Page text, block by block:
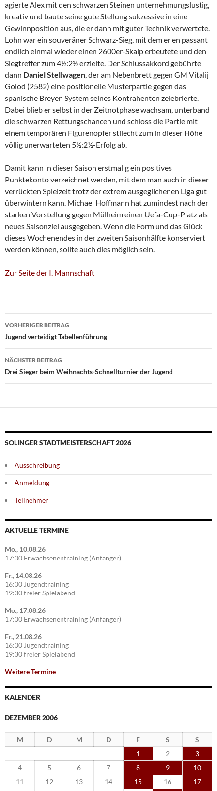
agierte Alex mit den schwarzen Steinen unternehmungslustig,
kreativ und baute seine gute Stellung sukzessive in eine
Gewinnposition aus, die er dann mit guter Technik verwertete.
Lohn war ein souveräner Schwarz-Sieg, mit dem er en passant
endlich einmal wieder einen 2600er-Skalp erbeutete und den
Siegtreffer zum 4½:2½ erzielte. Der Schlussakkord gebührte
dann DanielStellwagen, der am Nebenbrett gegen GM Vitalij
Golod (2582) eine positionelle Musterpartie gegen das
spanische Breyer-System seines Kontrahenten zelebrierte.
Dabei blieb er selbst in der Zeitnotphase wachsam, unterband
die schwarzen Rettungschancen und schloss die Partie mit
einem temporären Figurenopfer stilecht zum in dieser Höhe
völlig unerwarteten 5½:2½-Erfolg ab.
Damit kann in dieser Saison erstmalig ein positives
Punktekonto verzeichnet werden, mit dem man auch in dieser
verrückten Spielzeit trotz der extrem ausgeglichenen Liga gut
überwintern kann. Michael Hoffmann hat zumindest nach der
starken Vorstellung gegen Mülheim einen Uefa-Cup-Platz als
neues Saisonziel ausgegeben. Wenn die Form und das Glück
dieses Wochenendes in der zweiten Saisonhälfte konserviert
werden können, sollte auch dies möglich sein.
Zur Seite der I. Mannschaft
Beitragsnavigation
VORHERIGER BEITRAG
Jugend verteidigt Tabellenführung
NÄCHSTER BEITRAG
Drei Sieger beim Weihnachts-Schnellturnier der Jugend
SOLINGER STADTMEISTERSCHAFT 2026
Ausschreibung
Anmeldung
Teilnehmer
AKTUELLE TERMINE
Mo., 10.08.26
17:00 Erwachsenentraining (Anfänger)
Fr., 14.08.26
16:00 Jugendtraining
19:30 freier Spielabend
Mo., 17.08.26
17:00 Erwachsenentraining (Anfänger)
Fr., 21.08.26
16:00 Jugendtraining
19:30 freier Spielabend
Weitere Termine
KALENDER
DEZEMBER 2006
M D M D F S
S
1
2
3
4
5 6 7 8 9
10
11
12 13 14 15 16
17